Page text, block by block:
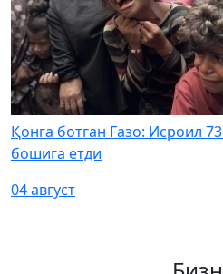
Қонга ботган Ғазо: Исроил
бошига етди
04 август